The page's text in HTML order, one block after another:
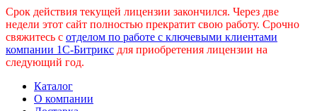
Срок действия текущей лицензии закончился. Через две
недели этот сайт полностью прекратит свою работу. Срочно
свяжитесь с отделом по работе с ключевыми клиентами
компании 1С-Битрикс для приобретения лицензии на
следующий год.
Каталог
О компании